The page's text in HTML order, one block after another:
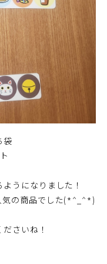
袋
うになりました！
気の商品でした(*^_^*)
さいね！